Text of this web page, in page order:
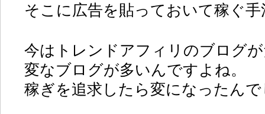
そこに広告を貼っておいて稼ぐ
今はトレンドアフィリのブログ
変なブログが多いんですよね。
稼ぎを追求したら変になったん